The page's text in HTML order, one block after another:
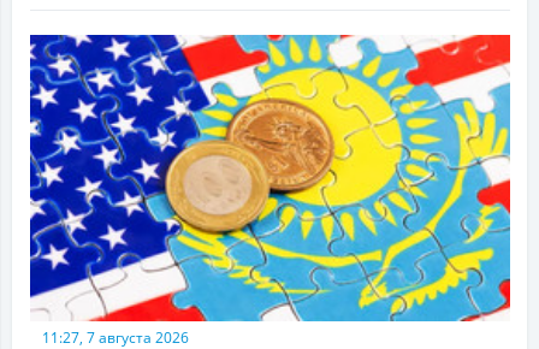
11:27, 7 августа 2026